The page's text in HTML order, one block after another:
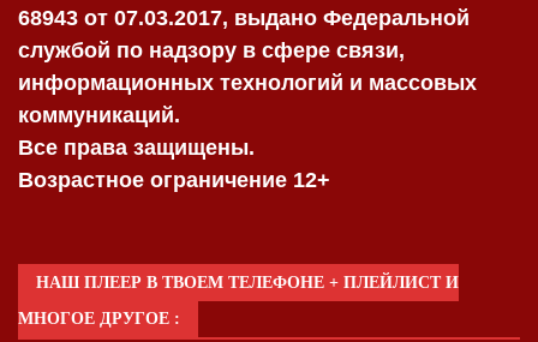
68943 от 07.03.2017, выдано Федеральной
службой по надзору в сфере связи,
информационных технологий и массовых
коммуникаций.
Все права защищены.
Возрастное ограничение 12+
НАШ ПЛЕЕР В ТВОЕМ ТЕЛЕФОНЕ + ПЛЕЙЛИСТ И
МНОГОЕ ДРУГОЕ :